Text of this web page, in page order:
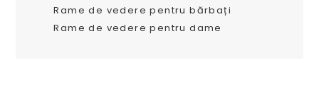
Rame de vedere pentru bărbați
Rame de vedere pentru dame